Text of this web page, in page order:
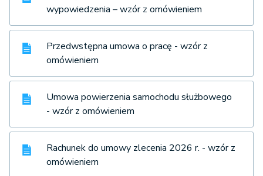
wypowiedzenia – wzór z omówieniem
Przedwstępna umowa o pracę - wzór z
omówieniem
Umowa powierzenia samochodu służbowego
- wzór z omówieniem
Rachunek do umowy zlecenia 2026 r. - wzór z
omówieniem